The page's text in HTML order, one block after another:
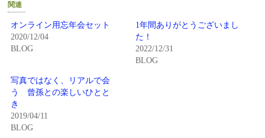
有
(新
し
い
ウ
ド
ウ
で
ま
す)
リ
ッ
ク
さ
い
(新
ウ
関連
オンライン用忘年会セット
2020/12/04
BLOG
1年間ありがとうございまし
た！
2022/12/31
BLOG
写真ではなく、リアルで会
う 曾孫との楽しいひとと
き
2019/04/11
BLOG